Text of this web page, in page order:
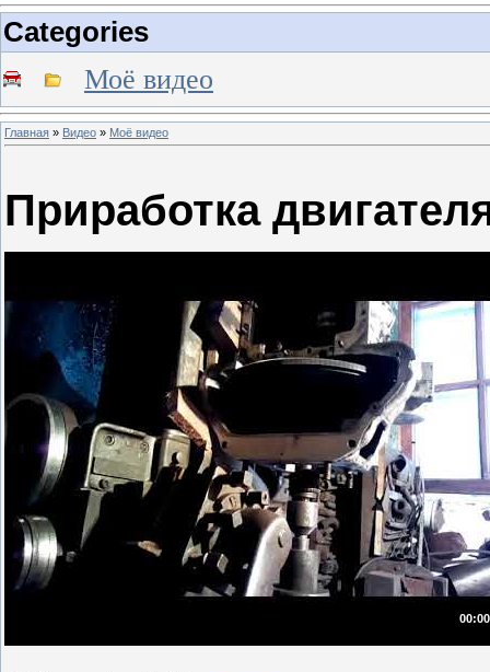
Categories
Моё видео
Главная » Видео » Моё видео
Приработка